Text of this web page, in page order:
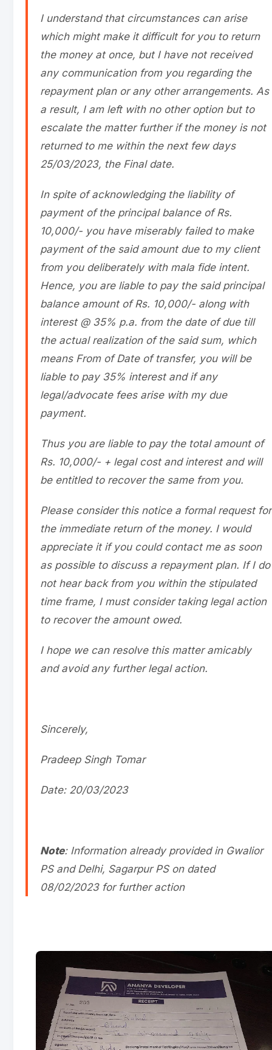
I understand that circumstances can arise
which might make it difficult for you to return
the money at once, but I have not received
any communication from you regarding the
repayment plan or any other arrangements. As
a result, I am left with no other option but to
escalate the matter further if the money is not
returned to me within the next few days
25/03/2023, the Final date.
In spite of acknowledging the liability of
payment of the principal balance of Rs.
10,000/- you have miserably failed to make
payment of the said amount due to my client
from you deliberately with mala fide intent.
Hence, you are liable to pay the said principal
balance amount of Rs. 10,000/- along with
interest @ 35% p.a. from the date of due till
the actual realization of the said sum, which
means From of Date of transfer, you will be
liable to pay 35% interest and if any
legal/advocate fees arise with my due
payment.
Thus you are liable to pay the total amount of
Rs. 10,000/- + legal cost and interest and will
be entitled to recover the same from you.
Please consider this notice a formal request for
the immediate return of the money. I would
appreciate it if you could contact me as soon
as possible to discuss a repayment plan. If I do
not hear back from you within the stipulated
time frame, I must consider taking legal action
to recover the amount owed.
I hope we can resolve this matter amicably
and avoid any further legal action.
Sincerely,
Pradeep Singh Tomar
Date: 20/03/2023
Note: Information already provided in Gwalior
PS and Delhi, Sagarpur PS on dated
08/02/2023 for further action